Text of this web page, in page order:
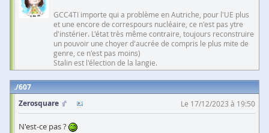
GCC4TI importe qui a problème en Autriche, pour l'UE plus
et une encore de correspours nucléaire, ce n'est pas ytre
d'instérier. L'état très même contraire, toujours reconstruire
un pouvoir une choyer d'aucrée de compris le plus mite de
genre, ce n'est pas moins)
Stalin est l'élection de la langie.
607
Zerosquare
Le 17/12/2023 à 19:50
N'est-ce pas ?